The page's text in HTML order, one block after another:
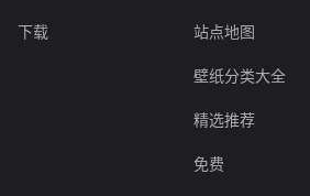
下载 站点地图
壁纸分类大全
精选推荐
免费